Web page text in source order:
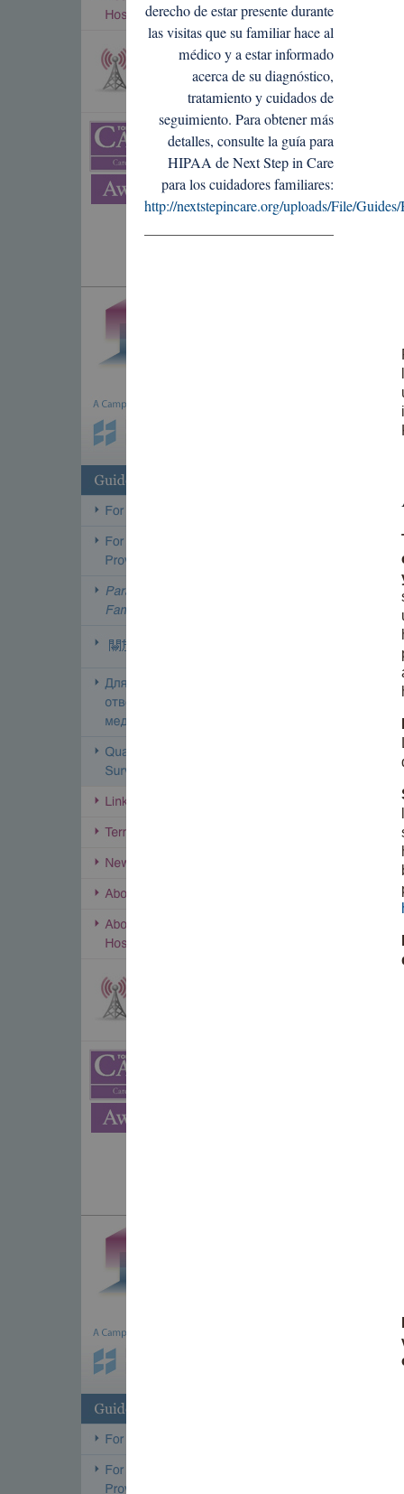
derecho de estar presente durante
las visitas que su familiar hace al
médico y a estar informado
acerca de su diagnóstico,
tratamiento y cuidados de
seguimiento. Para obtener más
detalles, consulte la guía para
HIPAA de Next Step in Care
para los cuidadores familiares:
http://nextstepincare.org/uploads/File/